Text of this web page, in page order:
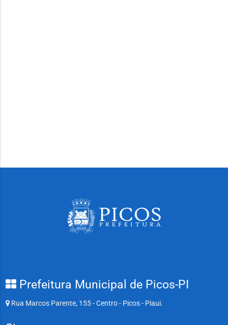
Prefeitura Municipal de Picos-PI
Rua Marcos Parente, 155 - Centro - Picos - Piaui.